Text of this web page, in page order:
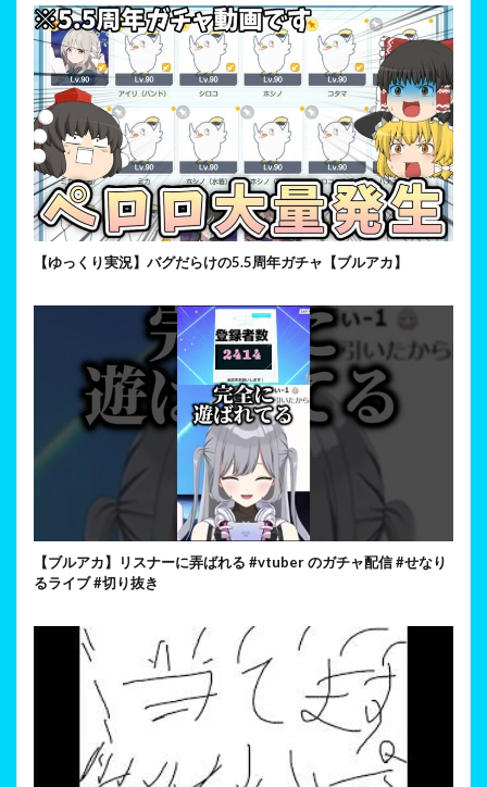
【ゆっくり実況】バグだらけの5.5周年ガチャ【ブルアカ】
【ブルアカ】リスナーに弄ばれる #vtuber のガチャ配信 #せなり
るライブ #切り抜き